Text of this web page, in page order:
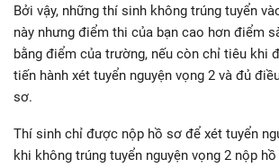
Bởi vậy, những thí sinh không trúng tuyển
này nhưng điểm thi của bạn cao hơn điểm
bằng điểm của trường, nếu còn chỉ tiêu khi
tiến hành xét tuyển nguyện vọng 2 và đủ
sơ.
Thí sinh chỉ được nộp hồ sơ để xét tuyển
khi không trúng tuyển nguyện vọng 2 nộp